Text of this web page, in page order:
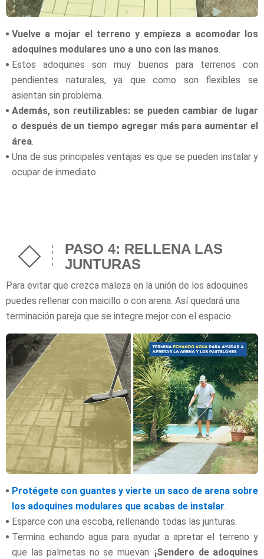
Vuelve a mojar el terreno y empieza a acomodar los
adoquines modulares uno a uno con las manos
Estos adoquines son muy buenos para terrenos con
pendientes naturales, ya que como son flexibles se
asientan sin problema.
Además, son reutilizables: se pueden cambiar de lugar
o después de un tiempo agregar más para aumentar el
área
Una de sus principales ventajas es que se pueden instalar y
ocupar de inmediato.
PASO 4: RELLENA LAS
JUNTURAS
Para evitar que crezca maleza en la unión de los adoquines
puedes rellenar con maicillo o con arena. Así quedará una
terminación pareja que se integre mejor con el espacio.
Protégete con guantes y vierte un saco de arena sobre
los adoquines modulares que acabas de instalar.
Esparce con una escoba, rellenando todas las junturas.
Termina echando agua para ayudar a apretar el terreno y
que las palmetas no se muevan. ¡Sendero de adoquines